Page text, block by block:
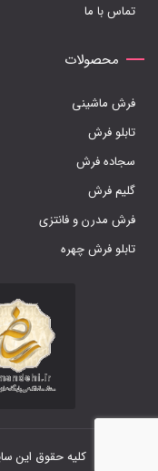
تماس با ما
محصولات
فرش ماشینی
تابلو فرش
سجاده فرش
گلیم فرش
فرش مدرن و فانتزی
تابلو فرش چهره
کلیه حقوق این